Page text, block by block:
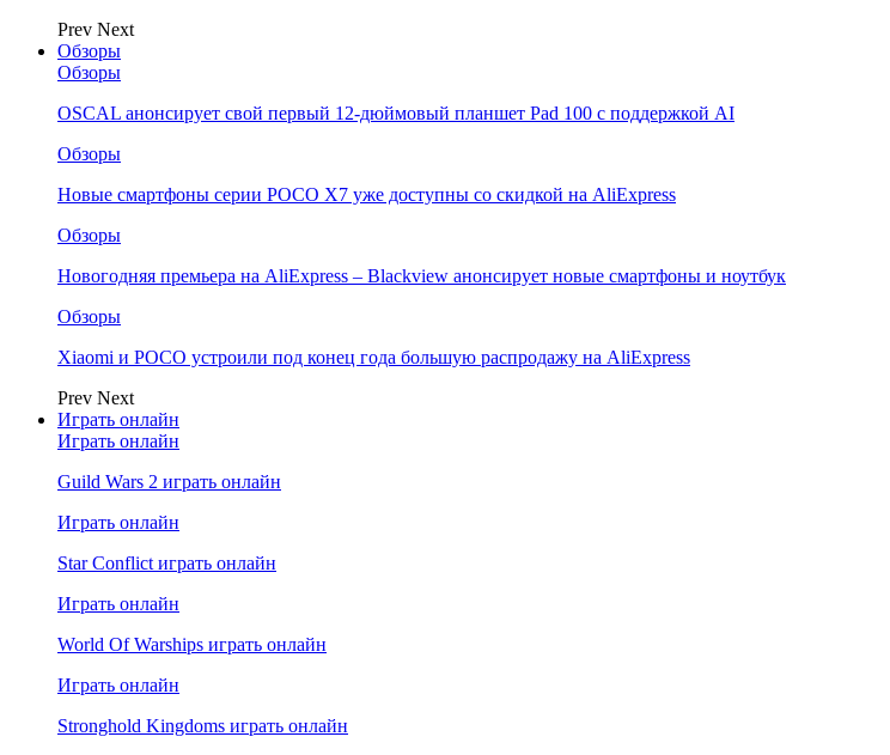
Prev Next
Обзоры
Обзоры
OSCAL анонсирует свой первый 12-дюймовый планшет Pad 100 с поддержкой AI
Обзоры
Новые смартфоны серии POCO X7 уже доступны со скидкой на AliExpress
Обзоры
Новогодняя премьера на AliExpress – Blackview анонсирует новые смартфоны и ноутбук
Обзоры
Xiaomi и POCO устроили под конец года большую распродажу на AliExpress
Prev Next
Играть онлайн
Играть онлайн
Guild Wars 2 играть онлайн
Играть онлайн
Star Conflict играть онлайн
Играть онлайн
World Of Warships играть онлайн
Играть онлайн
Stronghold Kingdoms играть онлайн